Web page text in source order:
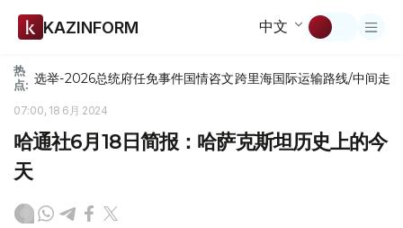
KAZINFORM 中文
热
点: 选举-2026总统府任免事件国情咨文跨里海国际运输路线/中间走廊
07:00, 18 6月 2024
哈通社6月18日简报：哈萨克斯坦历史上的今
天